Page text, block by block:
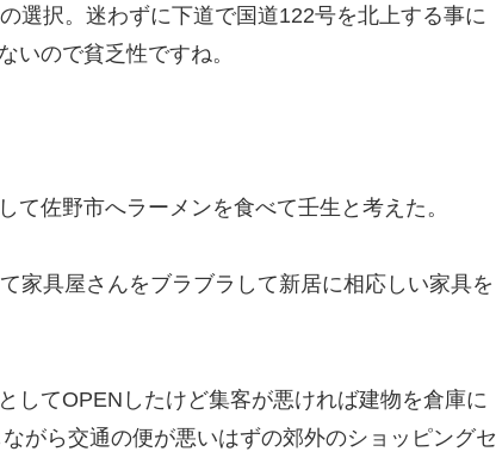
選択。迷わずに下道で国道122号を北上する事に
いので貧乏性ですね。
佐野市へラーメンを食べて壬生と考えた。
家具屋さんをブラブラして新居に相応しい家具を
してOPENしたけど集客が悪ければ建物を倉庫に
がら交通の便が悪いはずの郊外のショッピングセ